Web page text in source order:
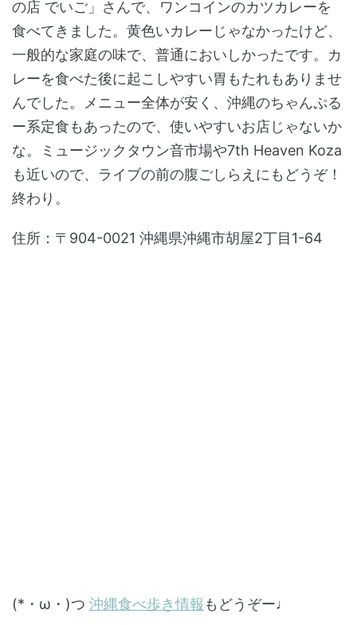
の店 でいご」さんで、ワンコインのカツカレーを
食べてきました。黄色いカレーじゃなかったけど、
一般的な家庭の味で、普通においしかったです。カ
レーを食べた後に起こしやすい胃もたれもありませ
んでした。メニュー全体が安く、沖縄のちゃんぷる
ー系定食もあったので、使いやすいお店じゃないか
な。ミュージックタウン音市場や7th Heaven Koza
も近いので、ライブの前の腹ごしらえにもどうぞ！
終わり。
住所：〒904-0021 沖縄県沖縄市胡屋2丁目1-64
(*・ω・)つ 沖縄食べ歩き情報 もどうぞー♩